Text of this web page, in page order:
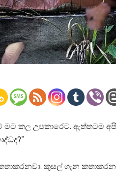
මට කල උපකාරෙට. ඇත්තටම
කුසල් ගැන